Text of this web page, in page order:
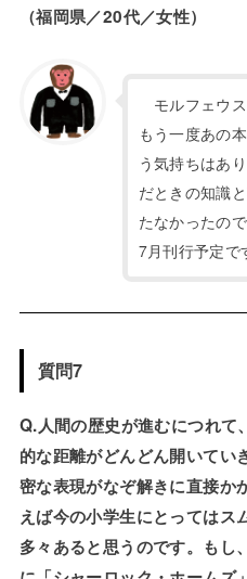
（福岡県／20代／女性）
モルフェウ
もう一度あの
う気持ちはあ
だときの知識
たなかったの
7月刊行予定で
質問7
Q.人間の歴史が進むにつれて
的な距離がどんどん開いてい
密な表現がなぞ解きに直接か
えば今の小学生にとってはス
多々あると思うのです。もし